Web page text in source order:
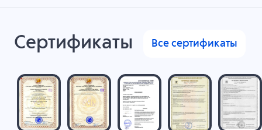
Сертификаты Все сертификаты